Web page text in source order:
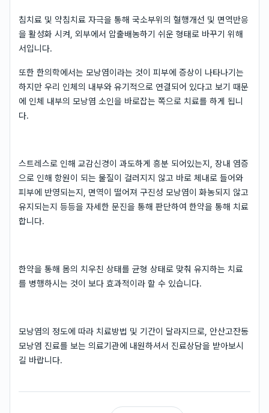
침치료 및 약침치료 자극을 통해 국소부위의 혈행개선 및 면역반응
을 활성화 시켜, 외부에서 압출배농하기 쉬운 형태로 바꾸기 위해
서입니다.
또한 한의학에서는 모낭염이라는 것이 피부에 증상이 나타나기는
하지만 우리 인체의 내부와 유기적으로 연결되어 있다고 보기 때문
에 인체 내부의 모낭염 소인을 바로잡는 쪽으로 치료를 하게 됩니
다.
스트레스로 인해 교감신경이 과도하게 흥분 되어있는지, 장내 염증
으로 인해 항원이 되는 물질이 걸러지지 않고 바로 체내로 들어와
피부에 반영되는지, 면역이 떨어져 구진성 모낭염이 화농되지 않고
유지되는지 등등을 자세한 문진을 통해 판단하여 한약을 통해 치료
합니다.
한약을 통해 몸의 치우친 상태를 균형 상태로 맞춰 유지하는 치료
를 병행하시는 것이 보다 효과적이라 할 수 있습니다.
모낭염의 정도에 따라 치료방법 및 기간이 달라지므로, 안산고잔동
모낭염 진료를 보는 의료기관에 내원하셔서 진료상담을 받아보시
길 바랍니다.